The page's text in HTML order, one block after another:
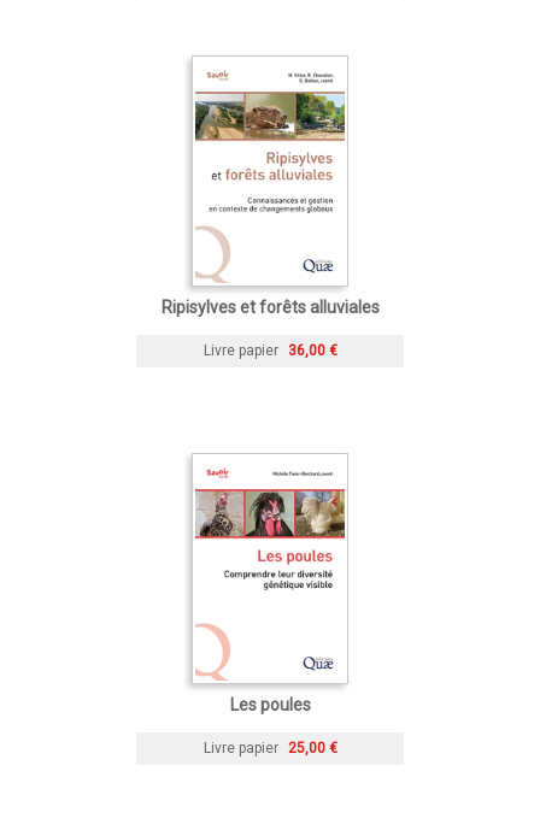
Ripisylves et forêts alluviales
Livre papier 36,00 €
Les poules
Livre papier 25,00 €